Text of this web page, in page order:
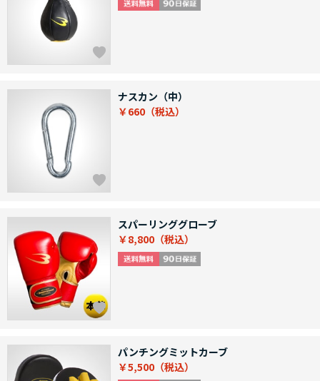
ナスカン（中）
￥660
スパーリンググローブ
￥8,800
パンチングミットカーブ
￥5,500